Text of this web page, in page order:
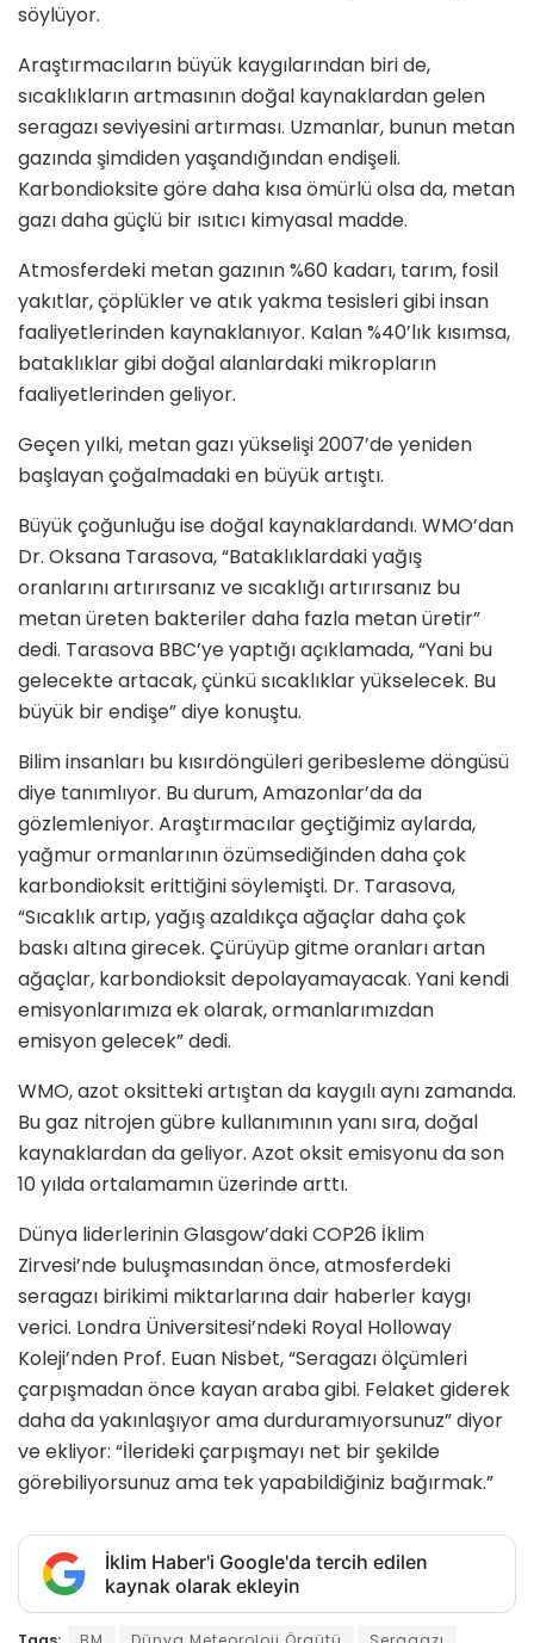
söylüyor.
Araştırmacıların büyük kaygılarından biri de,
sıcaklıkların artmasının doğal kaynaklardan gelen
seragazı seviyesini artırması. Uzmanlar, bunun metan
gazında şimdiden yaşandığından endişeli.
Karbondioksite göre daha kısa ömürlü olsa da, metan
gazı daha güçlü bir ısıtıcı kimyasal madde.
Atmosferdeki metan gazının %60 kadarı, tarım, fosil
yakıtlar, çöplükler ve atık yakma tesisleri gibi insan
faaliyetlerinden kaynaklanıyor. Kalan %40’lık kısımsa,
bataklıklar gibi doğal alanlardaki mikropların
faaliyetlerinden geliyor.
Geçen yılki, metan gazı yükselişi 2007’de yeniden
başlayan çoğalmadaki en büyük artıştı.
Büyük çoğunluğu ise doğal kaynaklardandı. WMO’dan
Dr. Oksana Tarasova, “Bataklıklardaki yağış
oranlarını artırırsanız ve sıcaklığı artırırsanız bu
metan üreten bakteriler daha fazla metan üretir”
dedi. Tarasova BBC’ye yaptığı açıklamada, “Yani bu
gelecekte artacak, çünkü sıcaklıklar yükselecek. Bu
büyük bir endişe” diye konuştu.
Bilim insanları bu kısırdöngüleri geribesleme döngüsü
diye tanımlıyor. Bu durum, Amazonlar’da da
gözlemleniyor. Araştırmacılar geçtiğimiz aylarda,
yağmur ormanlarının özümsediğinden daha çok
karbondioksit erittiğini söylemişti. Dr. Tarasova,
“Sıcaklık artıp, yağış azaldıkça ağaçlar daha çok
baskı altına girecek. Çürüyüp gitme oranları artan
ağaçlar, karbondioksit depolayamayacak. Yani kendi
emisyonlarımıza ek olarak, ormanlarımızdan
emisyon gelecek” dedi.
WMO, azot oksitteki artıştan da kaygılı aynı zamanda.
Bu gaz nitrojen gübre kullanımının yanı sıra, doğal
kaynaklardan da geliyor. Azot oksit emisyonu da son
10 yılda ortalamamın üzerinde arttı.
Dünya liderlerinin Glasgow’daki COP26 İklim
Zirvesi’nde buluşmasından önce, atmosferdeki
seragazı birikimi miktarlarına dair haberler kaygı
verici. Londra Üniversitesi’ndeki Royal Holloway
Koleji’nden Prof. Euan Nisbet, “Seragazı ölçümleri
çarpışmadan önce kayan araba gibi. Felaket giderek
daha da yakınlaşıyor ama durduramıyorsunuz” diyor
ve ekliyor: “İlerideki çarpışmayı net bir şekilde
görebiliyorsunuz ama tek yapabildiğiniz bağırmak.”
İklim Haber'i Google'da tercih edilen
kaynak olarak ekleyin